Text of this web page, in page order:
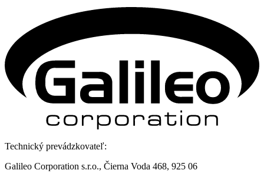
Technický prevádzkovateľ:
Galileo Corporation s.r.o., Čierna Voda 468, 925 06